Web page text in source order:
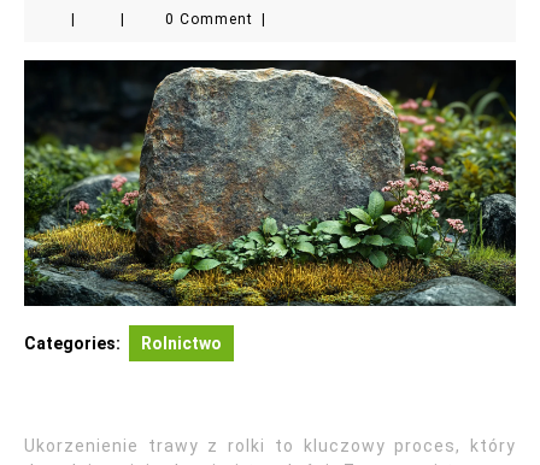
0 Comment
Categories: Rolnictwo
Ukorzenienie trawy z rolki to kluczowy proces, który